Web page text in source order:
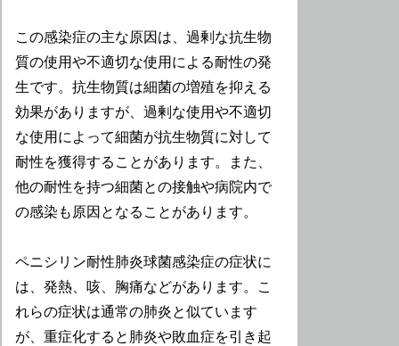
この感染症の主な原因は、過剰な抗生物
質の使用や不適切な使用による耐性の発
生です。抗生物質は細菌の増殖を抑える
効果がありますが、過剰な使用や不適切
な使用によって細菌が抗生物質に対して
耐性を獲得することがあります。また、
他の耐性を持つ細菌との接触や病院内で
の感染も原因となることがあります。
ペニシリン耐性肺炎球菌感染症の症状に
は、発熱、咳、胸痛などがあります。こ
れらの症状は通常の肺炎と似ています
が、重症化すると肺炎や敗血症を引き起